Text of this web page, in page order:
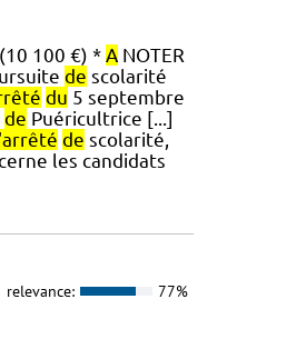
100 €) * ANOTER
de scolarité
du 5 septembre
de Puéricultrice [...]
de scolarité,
les candidats
relevance: 77%